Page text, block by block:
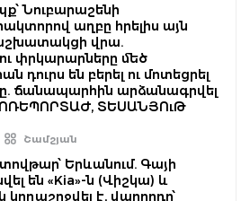
Նուբարաշենի
աղբը հրելիս այն
աշխատակցի վրա.
փրկարարները մեծ
դուրս են բերել ու մոտեցրել
ճանապարհին արձանագրվել
ՏԵՍԱՆՅՈւԹ
Շամշյան
Երևանում. Գայի
են «Kia»-ն (Վիշկա) և
կողաշրջվել է, վարորդը՝